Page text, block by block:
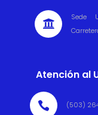

Sede
Atención al
 (503)